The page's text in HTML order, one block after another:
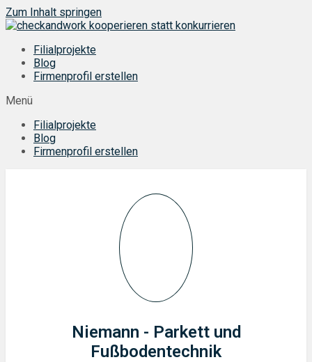
Zum Inhalt springen
Filialprojekte
Blog
Firmenprofil erstellen
Menü
Filialprojekte
Blog
Firmenprofil erstellen
Niemann - Parkett und
Fußbodentechnik